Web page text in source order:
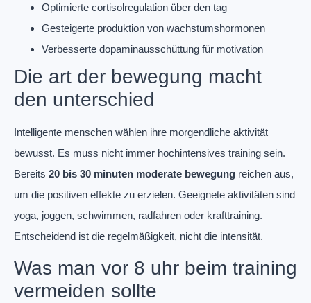
Optimierte cortisolregulation über den tag
Gesteigerte produktion von wachstumshormonen
Verbesserte dopaminausschüttung für motivation
Die art der bewegung macht
den unterschied
Intelligente menschen wählen ihre morgendliche aktivität
bewusst. Es muss nicht immer hochintensives training sein.
Bereits 20 bis 30 minuten moderate bewegung reichen aus,
um die positiven effekte zu erzielen. Geeignete aktivitäten sind
yoga, joggen, schwimmen, radfahren oder krafttraining.
Entscheidend ist die regelmäßigkeit, nicht die intensität.
Was man vor 8 uhr beim training
vermeiden sollte